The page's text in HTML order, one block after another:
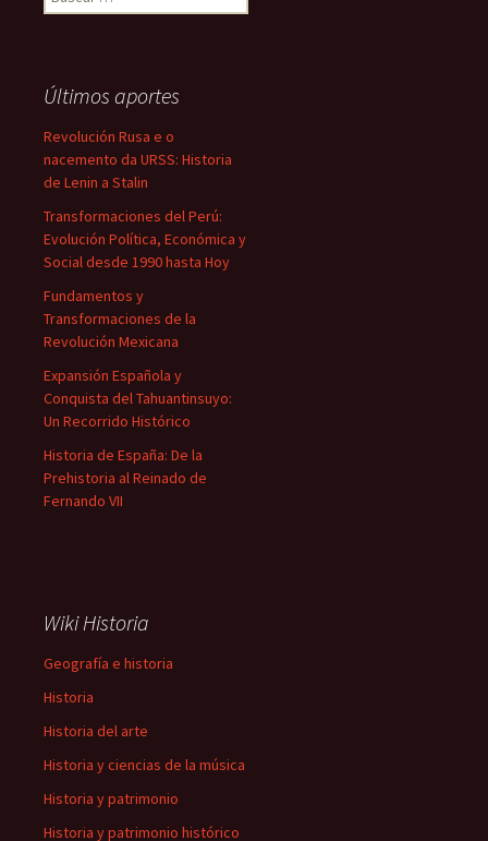
Últimos aportes
Revolución Rusa e o
nacemento da URSS: Historia
de Lenin a Stalin
Transformaciones del Perú:
Evolución Política, Económica y
Social desde 1990 hasta Hoy
Fundamentos y
Transformaciones de la
Revolución Mexicana
Expansión Española y
Conquista del Tahuantinsuyo:
Un Recorrido Histórico
Historia de España: De la
Prehistoria al Reinado de
Fernando VII
Wiki Historia
Geografía e historia
Historia
Historia del arte
Historia y ciencias de la música
Historia y patrimonio
Historia y patrimonio histórico